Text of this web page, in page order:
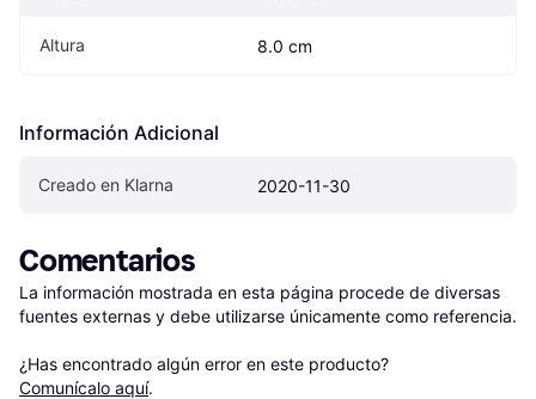
Altura 8.0 cm
Información Adicional
Creado en Klarna 2020-11-30
Comentarios
La información mostrada en esta página procede de diversas
fuentes externas y debe utilizarse únicamente como referencia.
¿Has encontrado algún error en este producto?
Comunícalo aquí.